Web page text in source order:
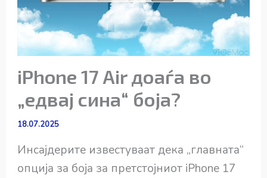
iPhone 17 Air доаѓа во
„едвај сина“ боја?
18.07.2025
Инсајдерите известуваат дека „главната“
опција за боја за претстојниот iPhone 17